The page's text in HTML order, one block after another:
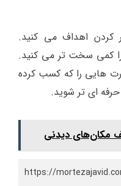
کردن اهداف می کنید.
کمی سخت تر می کنید.
هایی را که کسب کرده
حرفه ای تر شوید.
https://